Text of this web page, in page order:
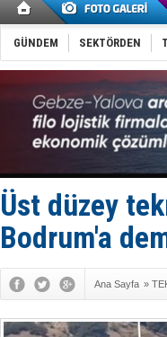
GÜNDEM SEKTÖRDEN
Üst düzey
Bodrum'a
Ana Sayfa »